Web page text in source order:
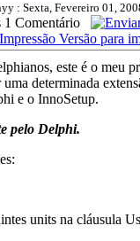
: Sexta, Fevereiro 01,
1 Comentário
Versão para
este é o meu
uma determinada
e o InnoSetup.
pelo Delphi.
units na cláusula